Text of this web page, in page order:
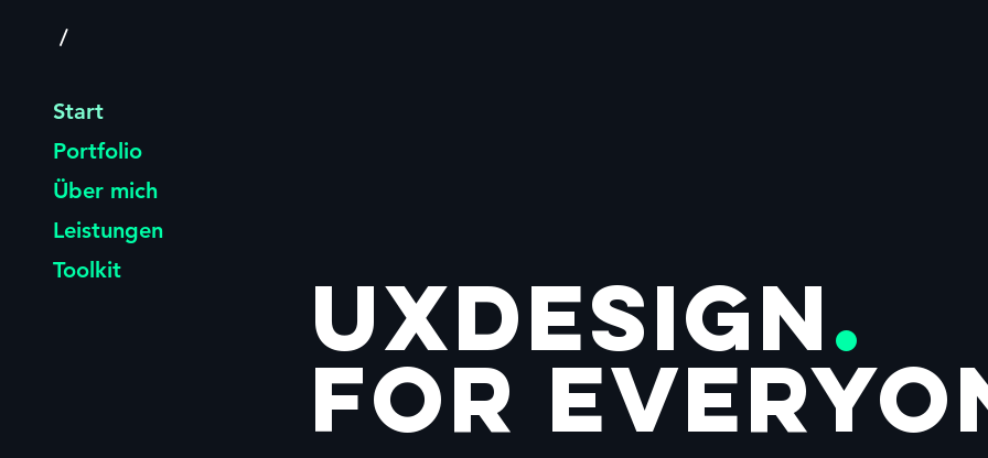
Start
Portfolio
Über mich
Leistungen
Toolkit
/
uxdesign.
for